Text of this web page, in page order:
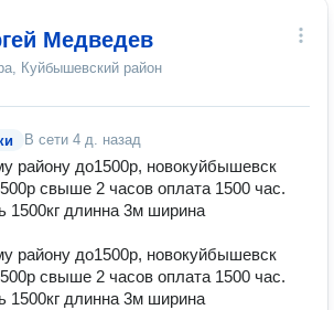
Медведев
Куйбышевский район
В сети 4 д. назад
району до1500р, новокуйбышевск
свыше 2 часов оплата 1500 час.
1500кг длинна 3м ширина
району до1500р, новокуйбышевск
свыше 2 часов оплата 1500 час.
1500кг длинна 3м ширина